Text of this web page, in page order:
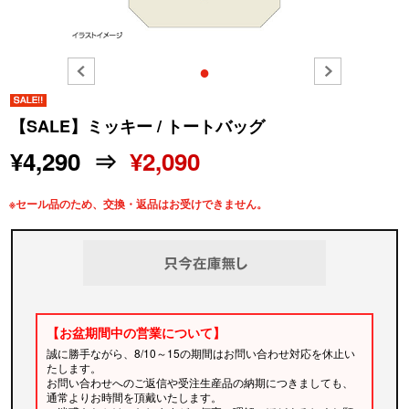
●
【SALE】ミッキー / トートバッグ
¥4,290 ⇒¥2,090
※セール品のため、交換・返品はお受けできません。
【お盆期間中の営業について】
誠に勝手ながら、8/10～15の期間はお問い合わせ対応を休止い
たします。
お問い合わせへのご返信や受注生産品の納期につきましても、
通常よりお時間を頂戴いたします。